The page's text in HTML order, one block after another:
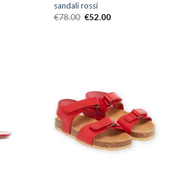
sandali rossi
€78.00 €52.00